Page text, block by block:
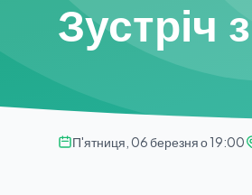
Зустріч
П'ятниця, 06 березня о 19:00